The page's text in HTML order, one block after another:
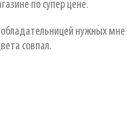
по супер цене.
обладательницей нужных мне
совпал.